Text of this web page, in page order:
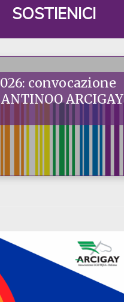
SOSTIENICI
convocazione
ARCIGAY